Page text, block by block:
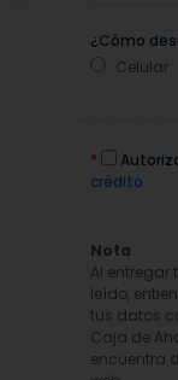
¿Cómo
Celular
*
crédito
Nota
Al
leído,
tus datos
Caja de
encuentra